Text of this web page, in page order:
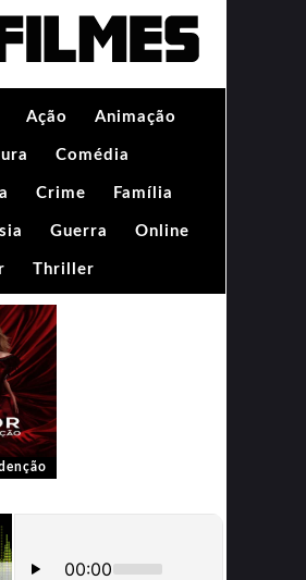
Ação Animação
Comédia
Crime Família
Guerra Online
Thriller